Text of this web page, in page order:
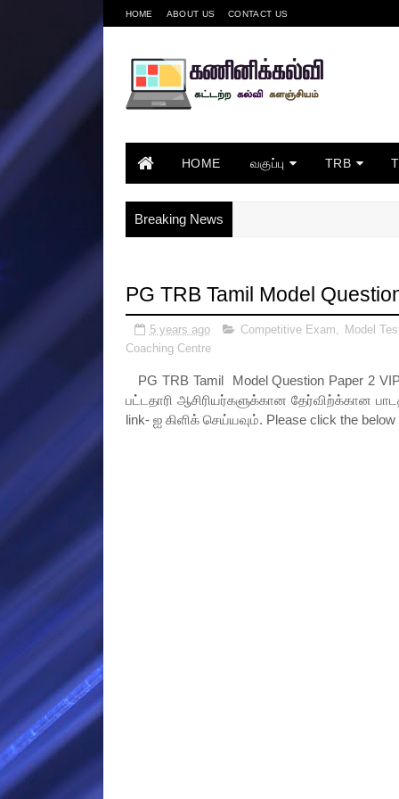
HOME ABOUT US CONTACT US
HOME வகுப்பு TRB
Breaking News
PG TRB Tamil Model
5 years ago Competitive Exam, Model
Coaching Centre
PG TRB Tamil Model Question Paper 2
பட்டதாரி ஆசிரியர்களுக்கான தேர்விற்க்கான
link- ஐ கிளிக் செய்யவும். Please click the